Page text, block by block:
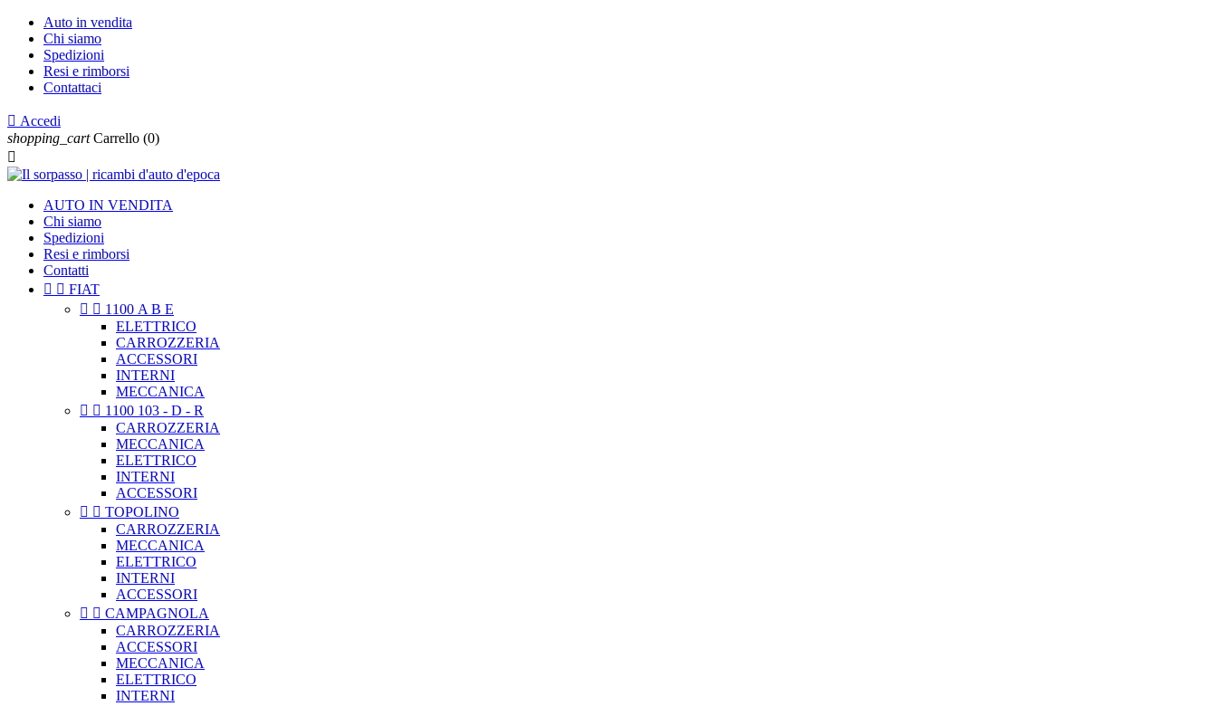
Auto in vendita
Chi siamo
Spedizioni
Resi e rimborsi
Contattaci
 Accedi
shopping_cart Carrello (0)

AUTO IN VENDITA
Chi siamo
Spedizioni
Resi e rimborsi
Contatti
  FIAT
  1100 A B E
ELETTRICO
CARROZZERIA
ACCESSORI
INTERNI
MECCANICA
  1100 103 - D - R
CARROZZERIA
MECCANICA
ELETTRICO
INTERNI
ACCESSORI
  TOPOLINO
CARROZZERIA
MECCANICA
ELETTRICO
INTERNI
ACCESSORI
  CAMPAGNOLA
CARROZZERIA
ACCESSORI
MECCANICA
ELETTRICO
INTERNI